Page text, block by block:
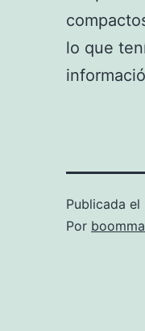
lo que
Publicada el
Por